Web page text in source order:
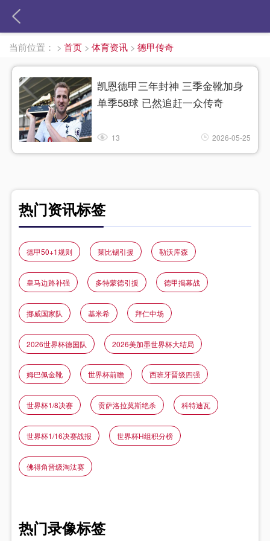
当前位置： > 首页 > 体育资讯 > 德甲传奇
凯恩德甲三年封神 三季金靴加身
单季58球 已然追赶一众传奇
13 2026-05-25
热门资讯标签
德甲50+1规则 莱比锡引援 勒沃库森
皇马边路补强 多特蒙德引援 德甲揭幕战
挪威国家队 基米希 拜仁中场
2026世界杯德国队 2026美加墨世界杯大结局
姆巴佩金靴 世界杯前瞻 西班牙晋级四强
世界杯1/8决赛 贡萨洛拉莫斯绝杀 科特迪瓦
世界杯1/16决赛战报 世界杯H组积分榜
佛得角晋级淘汰赛
热门录像标签